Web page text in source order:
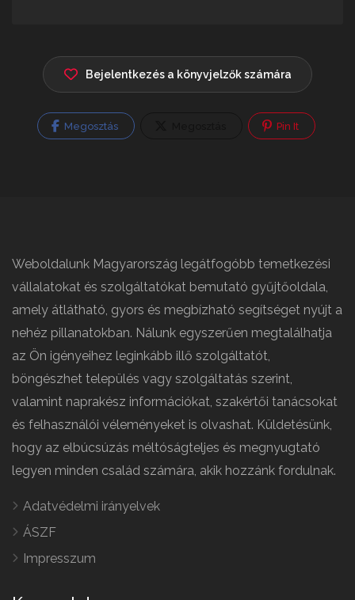
Bejelentkezés a könyvjelzők számára
Megosztás Pin It
Weboldalunk Magyarország legátfogóbb temetkezési
vállalatokat és szolgáltatókat bemutató gyűjtőoldala,
amely átlátható, gyors és megbízható segítséget nyújt a
nehéz pillanatokban. Nálunk egyszerűen megtalálhatja
az Ön igényeihez leginkább illő szolgáltatót,
böngészhet település vagy szolgáltatás szerint,
valamint naprakész információkat, szakértői tanácsokat
és felhasználói véleményeket is olvashat. Küldetésünk,
hogy az elbúcsúzás méltóságteljes és megnyugtató
legyen minden család számára, akik hozzánk fordulnak.
Adatvédelmi irányelvek
ÁSZF
Impresszum